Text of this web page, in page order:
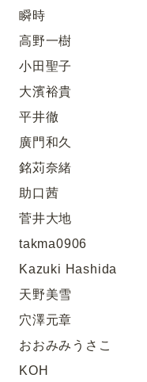
瞬時
高野一樹
小田聖子
大濱裕貴
平井徹
廣門和久
銘苅奈緒
助口茜
菅井大地
takma0906
Kazuki Hashida
天野美雪
穴澤元章
おおみみうさこ
KOH